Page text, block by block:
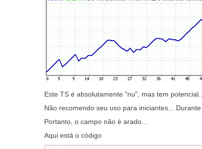
Este TS é absolutamente "nu", mas tem
Não recomendo seu uso para iniciantes...
Portanto, o campo não é arado...
Aqui está o código